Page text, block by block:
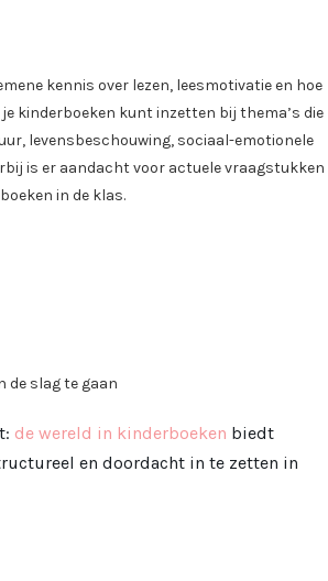
kennis over lezen, leesmotivatie en hoe
kinderboeken kunt inzetten bij thema’s die
levensbeschouwing, sociaal-emotionele
is er aandacht voor actuele vraagstukken
in de klas.
de slag te gaan
de wereld in kinderboeken biedt
en doordacht in te zetten in